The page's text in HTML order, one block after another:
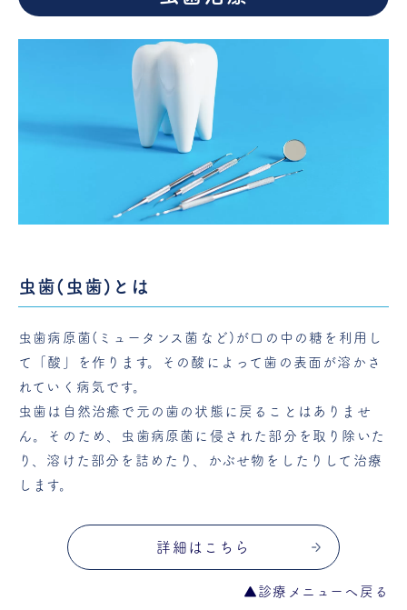
虫歯(虫歯)とは
虫歯病原菌(ミュータンス菌など)が口の中の糖を利用し
て「酸」を作ります。その酸によって歯の表面が溶かさ
れていく病気です。
虫歯は自然治癒で元の歯の状態に戻ることはありませ
ん。そのため、虫歯病原菌に侵された部分を取り除いた
り、溶けた部分を詰めたり、かぶせ物をしたりして治療
します。
詳細はこちら
▲診療メニューへ戻る